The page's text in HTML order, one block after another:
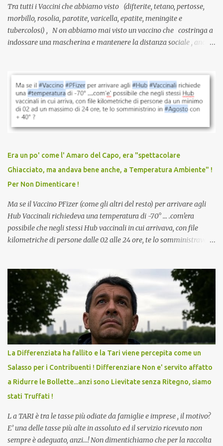
Tra tutti i Vaccini che abbiamo visto (difterite, tetano, pertosse,
morbillo, rosolia, parotite, varicella, epatite, meningite e
tubercolosi) , N on abbiamo mai visto un vaccino che costringa a
indossare una mascherina e mantenere la distanza sociale , anche
vaccinazione. Non avevamo mai sentito parlare di ricompense,
sconti, incentivi per vaccinarsi. Non avevamo mai visto
discriminazioni per coloro che non l’hanno fatto. Se non sei stato
vaccinato, nessuno aveva prima cercato di farti sentire una
persona cattiva. Non avevamo mai visto un vaccino che minacci le
vaccino usato per minacciare i mezzi di sussistenza, il lavoro o la
scuola. Non avevamo mai visto un vaccino che permettesse a un
dodicenne di ignorare il consenso dei genitori. Dopo tutti i vaccini
che abbiamo elencato sopra...
Era un po' come l' Amaro del Capo, era "spettacolare
Ghiacciato, ma andava bene anche, a Temperatura Ambiente" !
Per Non Dimenticare !
Ma se il Vaccino PFizer (come gli altri del resto) per arrivare agli
Hub Vaccinali richiedeva una temperatura di -70° ... .com'era
possibile che negli stessi Hub vaccinali in cui arrivava, con file
kilometriche di persone dalle 02 alle 24 ore, te lo somministravano
Vaccino come: l' Amaro del Capo, era "spettacolare Ghiacciato, ma
andava bene anche, a Temperatura Ambiente"! Riproponiamo
l'articolo per NON Dimenticare!
La Differenziata ha fallito e la Tari viene percepita come un
Salasso per i Contribuenti ! Differenziare Non e' servito affatto
a Ridurre le Bollette...anzi sono Lievitate senza Ritegno, siamo
stati Truffati !
L a TARI è tra le tasse più odiate da famiglie e imprese , il motivo?
E’ una delle tasse più alte in assoluto ed il servizio ricevuto non
sempre è adeguato, anzi…! Non dimentichiamo che per la raccolta